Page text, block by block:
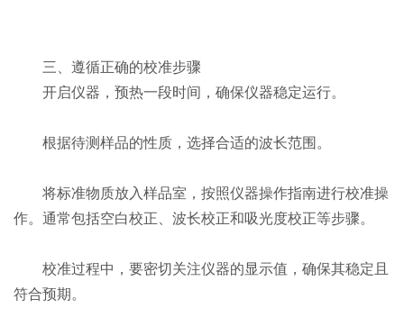
三、遵循正确的校准步骤
开启仪器，预热一段时间，确保仪器稳定运行。
根据待测样品的性质，选择合适的波长范围。
将标准物质放入样品室，按照仪器操作指南进行校准操
作。通常包括空白校正、波长校正和吸光度校正等步骤。
校准过程中，要密切关注仪器的显示值，确保其稳定且
符合预期。